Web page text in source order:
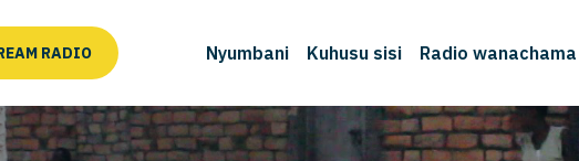
RADIO Nyumbani Kuhusu sisi Radio wanachama